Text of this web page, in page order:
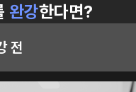
완강한다면?
전